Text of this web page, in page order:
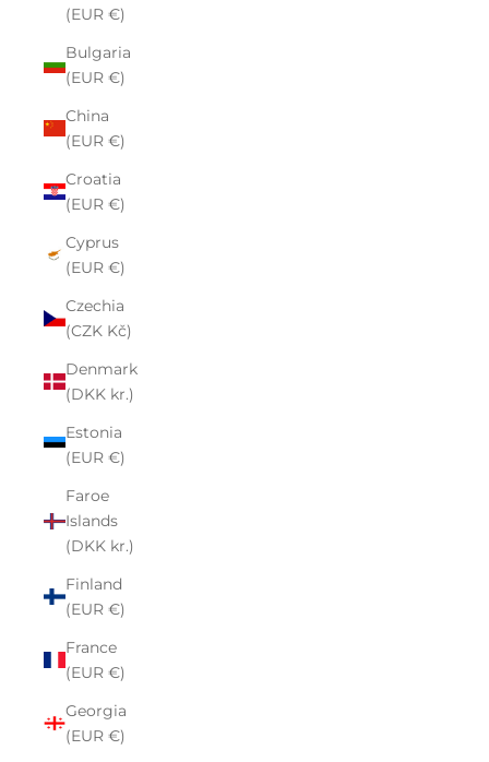
(EUR €)
Bulgaria
(EUR €)
China
(EUR €)
Croatia
(EUR €)
Cyprus
(EUR €)
Czechia
(CZK Kč)
Denmark
(DKK kr.)
Estonia
(EUR €)
Faroe
Islands
(DKK kr.)
Finland
(EUR €)
France
(EUR €)
Georgia
(EUR €)